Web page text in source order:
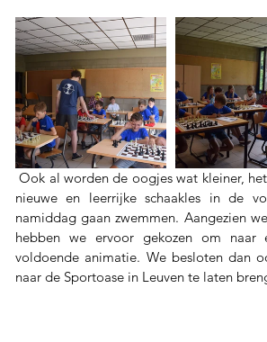
Ook al worden de oogjes wat kleiner, het plezier blijft toch toenemen. Na een
nieuwe en leerrijke schaakles in de
namiddag gaan zwemmen. Aangezien
hebben we ervoor gekozen om
voldoende animatie. We besloten dan
naar de Sportoase in Leuven te laten